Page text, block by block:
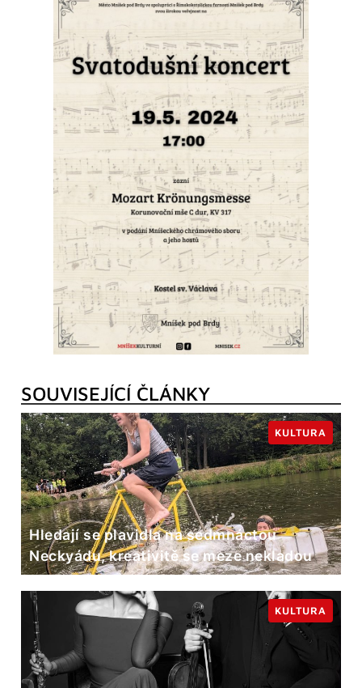
SOUVISEJÍCÍ ČLÁNKY
Hledají se plavidla na sedmnáctou
Neckyádu, kreativitě se meze nekladou
KULTURA
KULTURA